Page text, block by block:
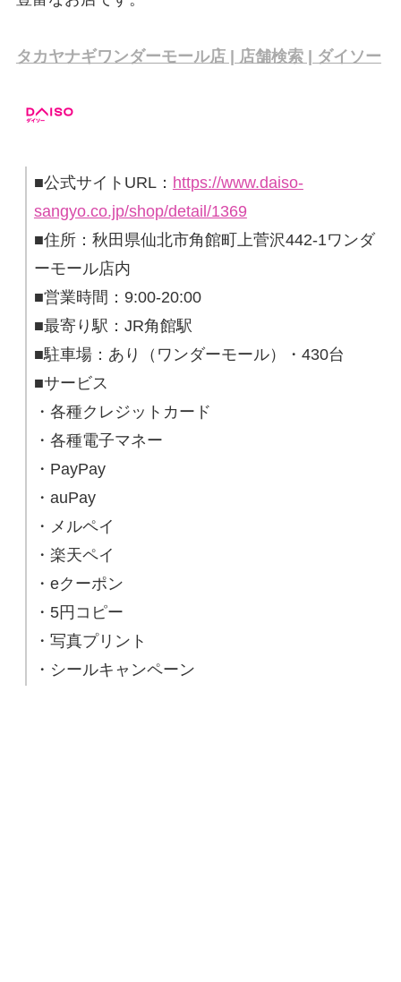
タカヤナギワンダーモール店 | 店舗検索 | ダイソー
■公式サイトURL： https://www.daiso-
sangyo.co.jp/shop/detail/1369
■住所：秋田県仙北市角館町上菅沢442-1ワンダ
ーモール店内
■営業時間：9:00-20:00
■最寄り駅：JR角館駅
■駐車場：あり（ワンダーモール）・430台
■サービス
・各種クレジットカード
・各種電子マネー
・PayPay
・auPay
・メルペイ
・楽天ペイ
・eクーポン
・5円コピー
・写真プリント
・シールキャンペーン